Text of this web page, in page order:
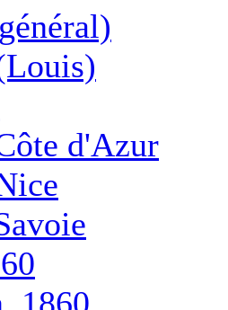
d'Azur